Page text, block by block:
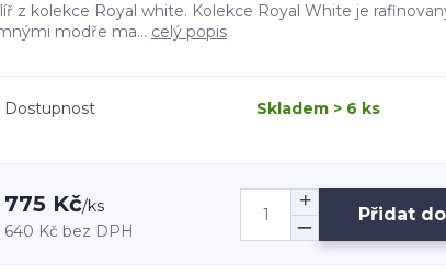
z kolekce Royal white. Kolekce Royal White je
modře ma... celý popis
Dostupnost Skladem > 6 ks
775 Kč/ks
640 Kč bez DPH
Přidat